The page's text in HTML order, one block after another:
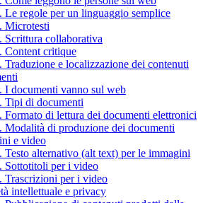
Le regole per un linguaggio semplice
Microtesti
Scrittura collaborativa
Content critique
Traduzione e localizzazione dei contenuti
I documenti vanno sul web
Tipi di documenti
Formato di lettura dei documenti elettronici
Modalità di produzione dei documenti
e video
Testo alternativo (alt text) per le immagini
Sottotitoli per i video
Trascrizioni per i video
intellettuale e privacy